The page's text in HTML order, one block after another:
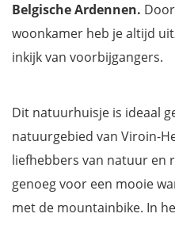
Belgische Ardennen.
woonkamer heb je altijd
inkijk van voorbijgangers.
Dit natuurhuisje is ideaal
natuurgebied van Viroin-
liefhebbers van natuur en
genoeg voor een mooie
met de mountainbike. In